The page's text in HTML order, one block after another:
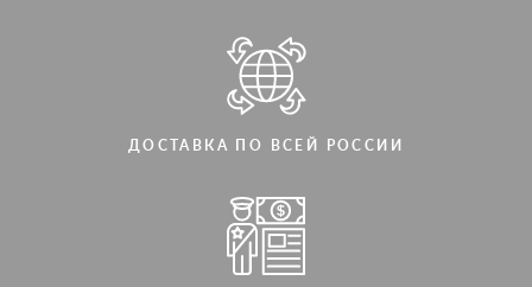
ДОСТАВКА ПО ВСЕЙ РОССИИ